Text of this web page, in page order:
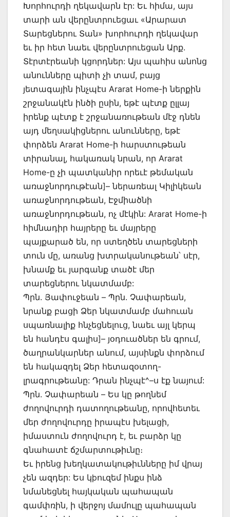
Խորհուրդի ղեկավարն էր: Եւ հիմա, այս
տարի ան վերընտրուեցաւ «Արարատ
Տարեցներու Տան» խորհուրդի ղեկավար
եւ իր հետ նաեւ վերընտրուեցան Արք.
Տէրտէրեանի կցորդներ: Այս պահիս անոնց
անունները պիտի չի տամ, բայց
յետագային ինչպէս Ararat Home-ի ներքին
շրջանակէն ինծի ըսին, եթէ պէտք ըլլայ
իրենք պէտք է շրջանառութեան մէջ դնեն
այդ մեղսակիցներու անունները, եթէ
փորձեն Ararat Home-ի հարստութեան
տիրանալ, հակառակ նրան, որ Ararat
Home-ը չի պատկանիր որեւէ թեմական
առաջնորդութէան]– ներառեալ Կիլիկեան
առաջնորդութեան, Էջմիածնի
առաջնորդութեան, ոչ մէկին: Ararat Home-ի
հիմնադիր հայրերը եւ մայրերը
պայքարած են, որ ստեղծեն տարեցների
տուն մը, առանց խտրականութեան՝ սէր,
խնամք եւ յարգանք տածէ մեր
տարեցներու նկատմամբ:
Պրն. Յափուջեան – Պրն. Չափարեան,
նրանք բացի Ձեր նկատմամբ մահուան
սպառնալիք հնչեցնելուց, նաեւ այլ կերպ
են հանդէս գալիս]– յօդուածներ են գրում,
ծաղրանկարներ անում, այսինքն փորձում
են հակազդել Ձեր հետազօտող-
լրագրութեանը: Դրան ինչպէ^–ս էք նայում:
Պրն. Չափարեան – Ես կը թողնեմ
ժողովուրդի դատողութեանը, որովհետեւ
մեր ժողովուրդը իրապէս խելացի,
իմաստուն ժողովուրդ է, եւ բարձր կը
գնահատէ ճշմարտութիւնը։
Եւ իրենց խեղկատակութիւնները իմ վրայ
չեն ազդեր: Ես կþուզեմ ինքս ինձ
նմանեցնել հայկական պահապան
գամփռին, ի վերջոյ մամուլը պահապան